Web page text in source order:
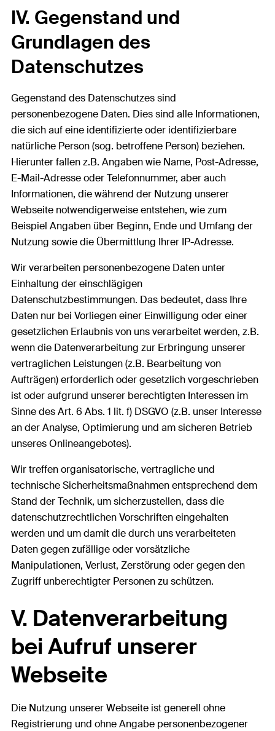
IV. Gegenstand und
Grundlagen des
Datenschutzes
Gegenstand des Datenschutzes sind
personenbezogene Daten. Dies sind alle Informationen,
die sich auf eine identifizierte oder identifizierbare
natürliche Person (sog. betroffene Person) beziehen.
Hierunter fallen z.B. Angaben wie Name, Post-Adresse,
E-Mail-Adresse oder Telefonnummer, aber auch
Informationen, die während der Nutzung unserer
Webseite notwendigerweise entstehen, wie zum
Beispiel Angaben über Beginn, Ende und Umfang der
Nutzung sowie die Übermittlung Ihrer IP-Adresse.
Wir verarbeiten personenbezogene Daten unter
Einhaltung der einschlägigen
Datenschutzbestimmungen. Das bedeutet, dass Ihre
Daten nur bei Vorliegen einer Einwilligung oder einer
gesetzlichen Erlaubnis von uns verarbeitet werden, z.B.
wenn die Datenverarbeitung zur Erbringung unserer
vertraglichen Leistungen (z.B. Bearbeitung von
Aufträgen) erforderlich oder gesetzlich vorgeschrieben
ist oder aufgrund unserer berechtigten Interessen im
Sinne des Art. 6 Abs. 1 lit. f) DSGVO (z.B. unser Interesse
an der Analyse, Optimierung und am sicheren Betrieb
unseres Onlineangebotes).
Wir treffen organisatorische, vertragliche und
technische Sicherheitsmaßnahmen entsprechend dem
Stand der Technik, um sicherzustellen, dass die
datenschutzrechtlichen Vorschriften eingehalten
werden und um damit die durch uns verarbeiteten
Daten gegen zufällige oder vorsätzliche
Manipulationen, Verlust, Zerstörung oder gegen den
Zugriff unberechtigter Personen zu schützen.
V. Datenverarbeitung
bei Aufruf unserer
Webseite
Die Nutzung unserer Webseite ist generell ohne
Registrierung und ohne Angabe personenbezogener